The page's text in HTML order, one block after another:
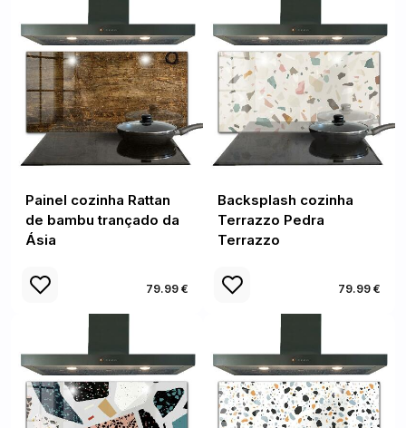
Painel cozinha Rattan
de bambu trançado da
Ásia
79.99 €
Backsplash cozinha
Terrazzo Pedra
Terrazzo
79.99 €